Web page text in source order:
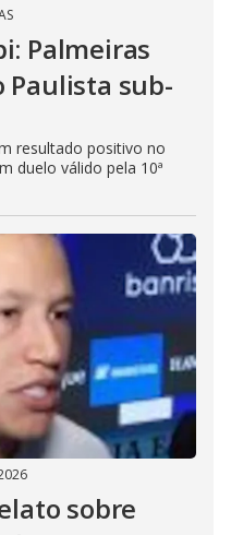
Palmeiras
Paulista sub-
resultado positivo no
duelo válido pela 10ª
sobre